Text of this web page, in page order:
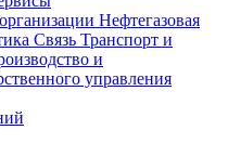
Нефтегазовая
Связь Транспорт и
и
управления